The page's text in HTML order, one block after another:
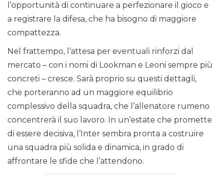
l’opportunità di continuare a perfezionare il gioco e
a registrare la difesa, che ha bisogno di maggiore
compattezza.
Nel frattempo, l’attesa per eventuali rinforzi dal
mercato – con i nomi di Lookman e Leoni sempre più
concreti – cresce. Sarà proprio su questi dettagli,
che porteranno ad un maggiore equilibrio
complessivo della squadra, che l’allenatore rumeno
concentrerà il suo lavoro. In un’estate che promette
di essere decisiva, l’Inter sembra pronta a costruire
una squadra più solida e dinamica, in grado di
affrontare le sfide che l’attendono.